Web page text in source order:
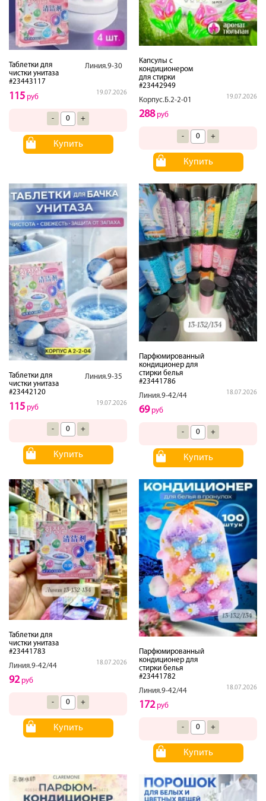
Таблетки для
чистки унитаза
#23443117
Линия.9-30
19.07.2026
115 руб
- +
Купить
Капсулы с
кондиционером
для стирки
#23442949
Корпус.Б.2-2-01
19.07.2026
288руб
- +
Купить
Таблетки для
чистки унитаза
#23442120
Линия.9-35
19.07.2026
115 руб
- +
Купить
Парфюмированный
кондиционер для
стирки белья
#23441786
Линия.9-42/44
18.07.2026
69руб
- +
Купить
Таблетки для
чистки унитаза
#23441783
Линия.9-42/44
18.07.2026
92руб
- +
Купить
Парфюмированный
кондиционер для
стирки белья
#23441782
Линия.9-42/44
18.07.2026
172руб
- +
Купить